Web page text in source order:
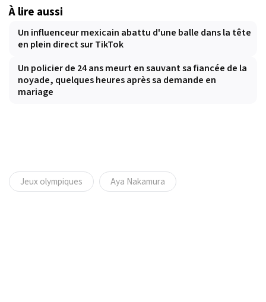
À lire aussi
Un influenceur mexicain abattu d'une balle dans la tête
en plein direct sur TikTok
Un policier de 24 ans meurt en sauvant sa fiancée de la
noyade, quelques heures après sa demande en
mariage
Jeux olympiques Aya Nakamura